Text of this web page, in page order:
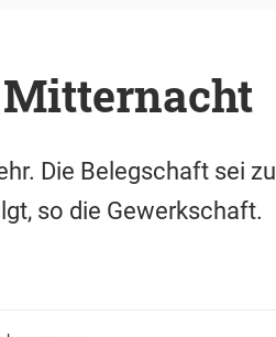
Die Belegschaft sei zu
so die Gewerkschaft.